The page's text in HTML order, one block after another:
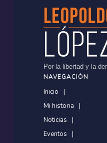
Por la libertad y la
NAVEGACIÓN
Inicio
Mi historia
Noticias
Eventos